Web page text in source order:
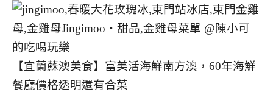
【宜蘭蘇澳美食】富美活海鮮南方澳，60年海鮮
餐廳價格透明還有合菜